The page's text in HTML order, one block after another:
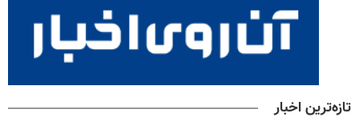
تازه‌ترین اخبار